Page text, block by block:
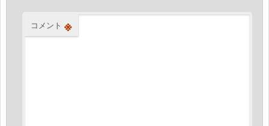
コメント ※